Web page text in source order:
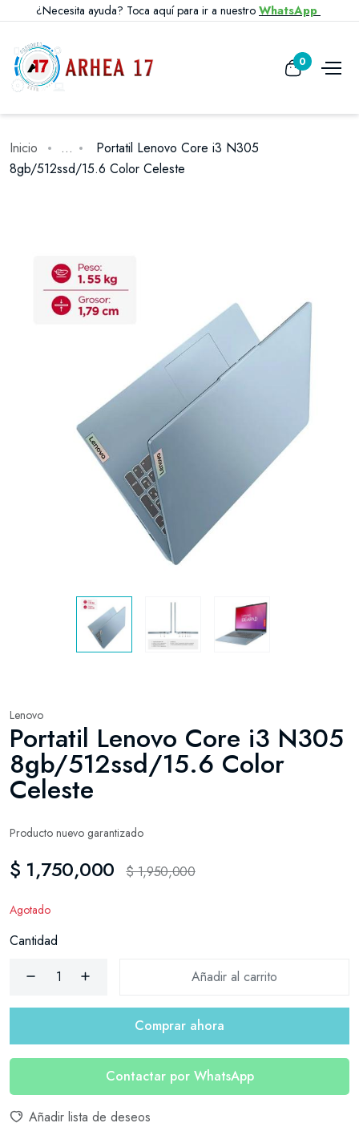
¿Necesita ayuda? Toca aquí para ir a nuestro WhatsApp
0
Inicio ...
Portatil Lenovo Core i3 N305
8gb/512ssd/15.6 Color Celeste
Lenovo
Portatil Lenovo Core i3 N305
8gb/512ssd/15.6 Color
Celeste
Producto nuevo garantizado
$ 1,750,000 $ 1,950,000
Agotado
Cantidad
Añadir al carrito
Comprar ahora
Contactar por WhatsApp
Añadir lista de deseos